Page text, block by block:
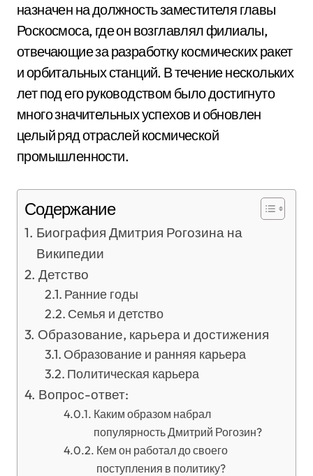
назначен на должность заместителя главы
Роскосмоса, где он возглавлял филиалы,
отвечающие за разработку космических ракет
и орбитальных станций. В течение нескольких
лет под его руководством было достигнуто
много значительных успехов и обновлен
целый ряд отраслей космической
промышленности.
Содержание
Биография Дмитрия Рогозина на
Википедии
Детство
Ранние годы
Семья и детство
Образование, карьера и достижения
Образование и ранняя карьера
Политическая карьера
Вопрос-ответ:
Каким образом набрал
популярность Дмитрий Рогозин?
Кем он работал до своего
поступления в политику?